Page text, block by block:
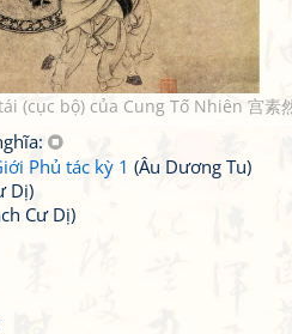
(cục bộ) của Cung Tố Nhiên 宫素
Phủ tác kỳ 1 (Âu Dương Tu)
Dị)
Cư Dị)